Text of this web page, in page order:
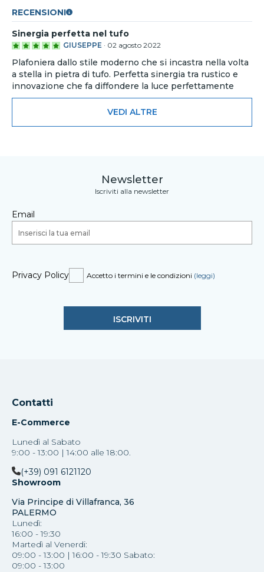
RECENSIONI
Sinergia perfetta nel tufo
GIUSEPPE · 02 agosto 2022
Plafoniera dallo stile moderno che si incastra nella volta
a stella in pietra di tufo. Perfetta sinergia tra rustico e
innovazione che fa diffondere la luce perfettamente
VEDI ALTRE
Newsletter
Iscriviti alla newsletter
Email
Privacy Policy Accetto i termini e le condizioni (leggi)
Contatti
E-Commerce
Lunedì al Sabato
9:00 - 13:00 | 14:00 alle 18:00.
(+39) 091 6121120
Showroom
Via Principe di Villafranca, 36
PALERMO
Lunedì:
16:00 - 19:30
Martedì al Venerdi:
09:00 - 13:00 | 16:00 - 19:30 Sabato:
09:00 - 13:00